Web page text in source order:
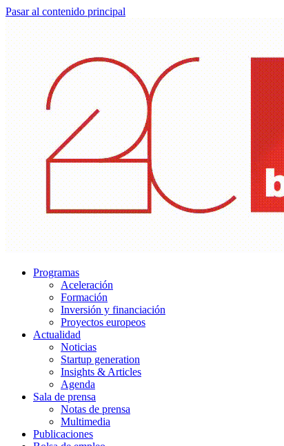
Pasar al contenido principal
Programas
Aceleración
Formación
Inversión y financiación
Proyectos europeos
Actualidad
Noticias
Startup generation
Insights & Articles
Agenda
Sala de prensa
Notas de prensa
Multimedia
Publicaciones